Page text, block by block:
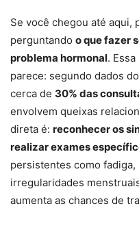
Se você chegou até aqui,
perguntando o que fazer
problema hormonal.
parece: segundo dados do
cerca de 30% das
envolvem queixas
direta é: reconhecer os
realizar exames
persistentes como fadiga,
irregularidades
aumenta as chances de